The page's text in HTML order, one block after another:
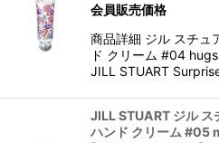
会員販売価格
商品詳細 ジル スチュ
ド クリーム #04
JILL STUART
JILL STUART ジル ス
ハンド クリーム #05